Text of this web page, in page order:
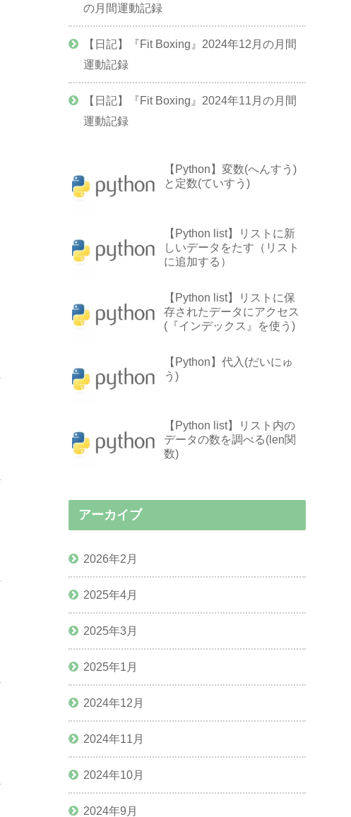
の月間運動記録
【日記】『Fit Boxing』2024年12月の月間
運動記録
【日記】『Fit Boxing』2024年11月の月間
運動記録
【Python】変数(へんすう)
と定数(ていすう)
【Python list】リストに新
しいデータをたす（リスト
に追加する）
【Python list】リストに保
存されたデータにアクセス
(『インデックス』を使う)
【Python】代入(だいにゅ
う)
【Python list】リスト内の
データの数を調べる(len関
数)
アーカイブ
2026年2月
2025年4月
2025年3月
2025年1月
2024年12月
2024年11月
2024年10月
2024年9月